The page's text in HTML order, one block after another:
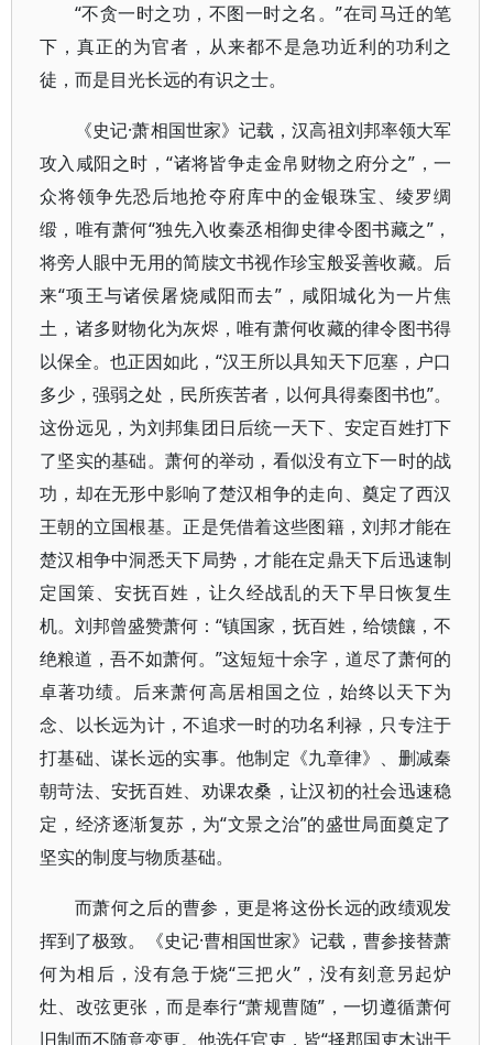
“不贪一时之功，不图一时之名。”在司马迁的笔
下，真正的为官者，从来都不是急功近利的功利之
徒，而是目光长远的有识之士。
《史记·萧相国世家》记载，汉高祖刘邦率领大军
攻入咸阳之时，“诸将皆争走金帛财物之府分之”，一
众将领争先恐后地抢夺府库中的金银珠宝、绫罗绸
缎，唯有萧何“独先入收秦丞相御史律令图书藏之”，
将旁人眼中无用的简牍文书视作珍宝般妥善收藏。后
来“项王与诸侯屠烧咸阳而去”，咸阳城化为一片焦
土，诸多财物化为灰烬，唯有萧何收藏的律令图书得
以保全。也正因如此，“汉王所以具知天下厄塞，户口
多少，强弱之处，民所疾苦者，以何具得秦图书也”。
这份远见，为刘邦集团日后统一天下、安定百姓打下
了坚实的基础。萧何的举动，看似没有立下一时的战
功，却在无形中影响了楚汉相争的走向、奠定了西汉
王朝的立国根基。正是凭借着这些图籍，刘邦才能在
楚汉相争中洞悉天下局势，才能在定鼎天下后迅速制
定国策、安抚百姓，让久经战乱的天下早日恢复生
机。刘邦曾盛赞萧何：“镇国家，抚百姓，给馈饟，不
绝粮道，吾不如萧何。”这短短十余字，道尽了萧何的
卓著功绩。后来萧何高居相国之位，始终以天下为
念、以长远为计，不追求一时的功名利禄，只专注于
打基础、谋长远的实事。他制定《九章律》、删减秦
朝苛法、安抚百姓、劝课农桑，让汉初的社会迅速稳
定，经济逐渐复苏，为“文景之治”的盛世局面奠定了
坚实的制度与物质基础。
而萧何之后的曹参，更是将这份长远的政绩观发
挥到了极致。《史记·曹相国世家》记载，曹参接替萧
何为相后，没有急于烧“三把火”，没有刻意另起炉
灶、改弦更张，而是奉行“萧规曹随”，一切遵循萧何
旧制而不随意变更。他选任官吏，皆“择郡国吏木诎于